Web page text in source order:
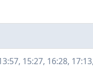
15:27, 16:28,